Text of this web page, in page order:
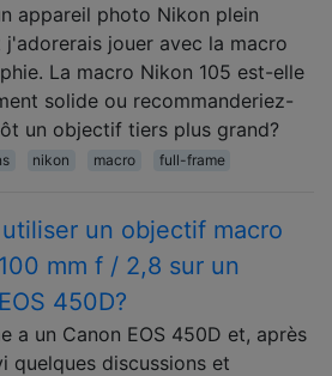
appareil photo Nikon plein
jouer avec la macro
La macro Nikon 105 est-elle
solide ou recommanderiez-
un objectif tiers plus grand?
nikon macro full-frame
un objectif macro
mm f / 2,8 sur un
450D?
a un Canon EOS 450D et, après
quelques discussions et